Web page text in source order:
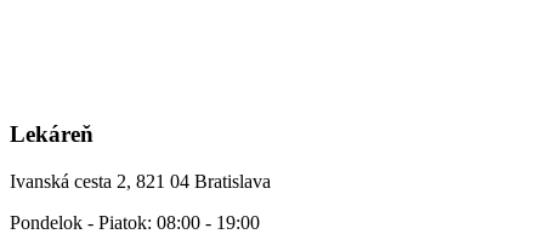
Lekáreň
Ivanská cesta 2, 821 04 Bratislava
Pondelok - Piatok: 08:00 - 19:00